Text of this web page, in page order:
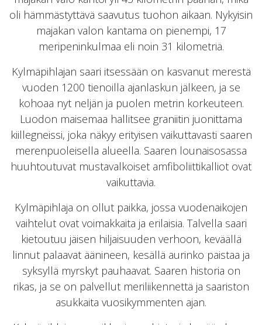
oli hämmästyttävä saavutus tuohon aikaan. Nykyisin
majakan valon kantama on pienempi, 17
meripeninkulmaa eli noin 31 kilometriä.
Kylmäpihlajan saari itsessään on kasvanut merestä
vuoden 1200 tienoilla ajanlaskun jälkeen, ja se
kohoaa nyt neljän ja puolen metrin korkeuteen.
Luodon maisemaa hallitsee graniitin juonittama
kiillegneissi, joka näkyy erityisen vaikuttavasti saaren
merenpuoleisella alueella. Saaren lounaisosassa
huuhtoutuvat mustavalkoiset amfiboliittikalliot ovat
vaikuttavia.
Kylmäpihlaja on ollut paikka, jossa vuodenaikojen
vaihtelut ovat voimakkaita ja erilaisia. Talvella saari
kietoutuu jäisen hiljaisuuden verhoon, keväällä
linnut palaavat äänineen, kesällä aurinko paistaa ja
syksyllä myrskyt pauhaavat. Saaren historia on
rikas, ja se on palvellut meriliikennettä ja saariston
asukkaita vuosikymmenten ajan.